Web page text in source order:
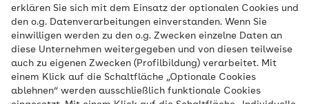
erklären Sie sich mit dem Einsatz der optionalen Cookies und
den o.g. Datenverarbeitungen einverstanden. Wenn Sie
einwilligen werden zu den o.g. Zwecken einzelne Daten an
diese Unternehmen weitergegeben und von diesen teilweise
auch zu eigenen Zwecken (Profilbildung) verarbeitet. Mit
einem Klick auf die Schaltfläche „Optionale Cookies
ablehnen“ werden ausschließlich funktionale Cookies
Wer ist die
Landesverkehrswacht
Bayern